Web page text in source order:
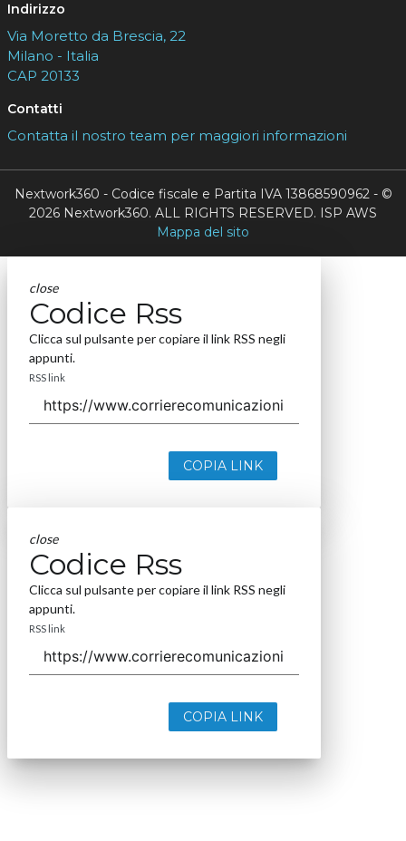
Indirizzo
Via Moretto da Brescia, 22
Milano - Italia
CAP 20133
Contatti
Contatta il nostro team per maggiori informazioni
Nextwork360 - Codice fiscale e Partita IVA 13868590962 - ©
2026 Nextwork360. ALL RIGHTS RESERVED. ISP AWS
Mappa del sito
close
Codice Rss
Clicca sul pulsante per copiare il link RSS negli
appunti.
RSS link
COPIA LINK
close
Codice Rss
Clicca sul pulsante per copiare il link RSS negli
appunti.
RSS link
COPIA LINK